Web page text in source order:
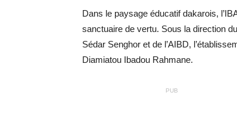
Dans le paysage éducatif dakarois,
sanctuaire de vertu. Sous la direction
Sédar Senghor et de l’AIBD,
Diamiatou Ibadou Rahmane.
PUB